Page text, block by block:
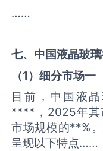
……
七、中国液晶玻璃
（1）细分市场一
目前，中国液
****，2025年其
市场规模的**%
呈现以下特点……